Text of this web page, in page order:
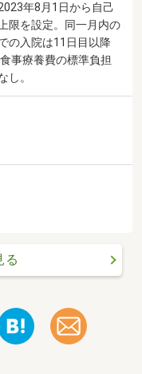
年8月1日から自己
限を設定。同一月内の
の入院は11日目以降
事療養費の標準負担
し。
る